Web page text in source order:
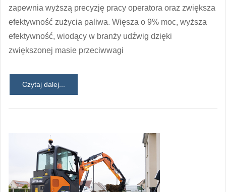
zapewnia wyższą precyzję pracy operatora oraz zwiększa
efektywność zużycia paliwa. Więsza o 9% moc, wyższa
efektywność, wiodący w branży udźwig dzięki
zwiększonej masie przeciwwagi
Czytaj dalej...